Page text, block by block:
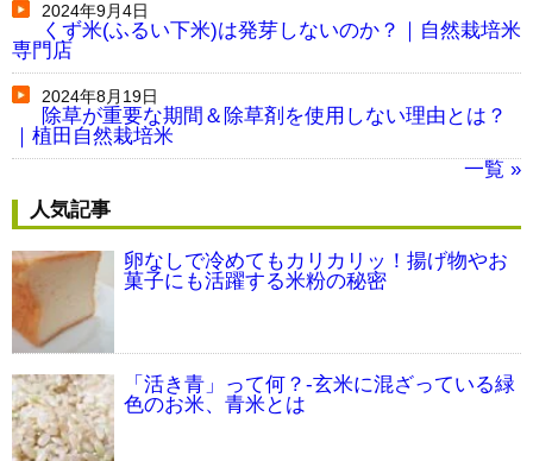
2024年9月4日
くず米(ふるい下米)は発芽しないのか？｜自然栽培米
専門店
2024年8月19日
除草が重要な期間＆除草剤を使用しない理由とは？
｜植田自然栽培米
一覧 »
人気記事
卵なしで冷めてもカリカリッ！揚げ物やお
菓子にも活躍する米粉の秘密
「活き青」って何？-玄米に混ざっている緑
色のお米、青米とは